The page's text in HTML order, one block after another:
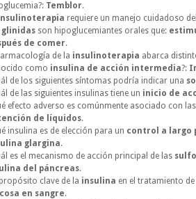
Temblor.
requiere un manejo cuidadoso
glinidas son hipoglucemiantes orales que:
de comer.
de la insulinoterapia abarca
como insulina de acción intermedia?:
de los siguientes síntomas podría indicar una
de las siguientes insulinas tiene un inicio de
efecto adverso es comúnmente asociado con las
de líquidos.
insulina es de elección para un control a largo
glargina.
es el mecanismo de acción principal de las
del páncreas.
clave de la insulina en el tratamiento
en sangre.